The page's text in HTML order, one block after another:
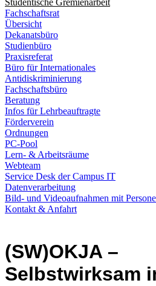
Fachschaftsrat
Übersicht
Dekanatsbüro
Studienbüro
Praxisreferat
Büro für Internationales
Antidiskriminierung
Fachschaftsbüro
Beratung
Infos für Lehrbeauftragte
Förderverein
Ordnungen
PC-Pool
Lern- & Arbeitsräume
Webteam
Service Desk der Campus IT
Datenverarbeitung
Bild- und Videoaufnahmen mit
Kontakt & Anfahrt
(SW)OKJA –
Selbstwirksam